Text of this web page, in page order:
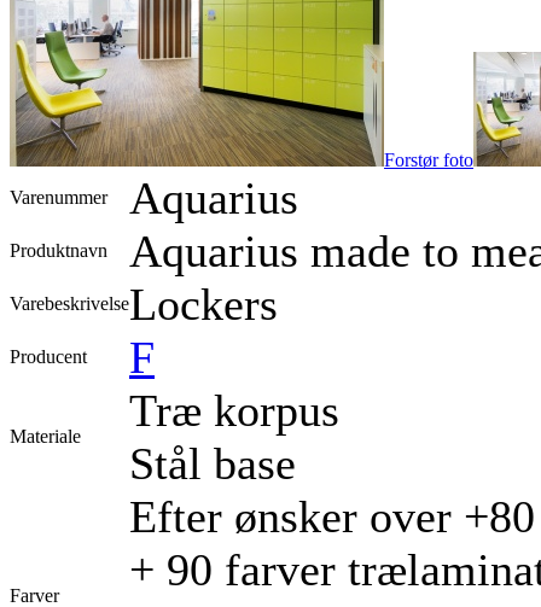
Forstør foto
Varenummer
Aquarius
Produktnavn Aquarius made to
VarebeskrivelseLockers
Producent F
Materiale
Træ korpus
Stål base
Farver
Efter ønsker over
+ 90 farver